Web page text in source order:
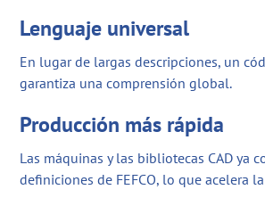
Lenguaje universal
En lugar de largas descripciones, un
garantiza una comprensión global.
Producción más rápida
Las máquinas y las bibliotecas CAD ya
definiciones de FEFCO, lo que acelera